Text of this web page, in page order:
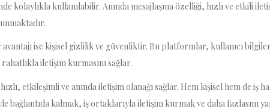
kolaylıkla kullanılabilir. Anında mesajlaşma özelliği, hızlı ve etkili
ise kişisel gizlilik ve güvenliktir. Bu platformlar, kullanıcı
iletişim kurmasını sağlar.
etkileşimli ve anında iletişim olanağı sağlar. Hem kişisel hem de iş
kalmak, iş ortaklarıyla iletişim kurmak ve daha fazlasını